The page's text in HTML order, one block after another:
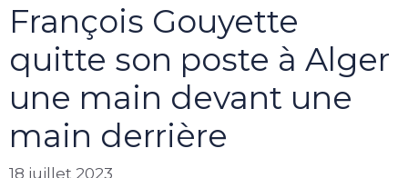
François Gouyette
quitte son poste à Alger
une main devant une
main derrière
18 juillet 2023